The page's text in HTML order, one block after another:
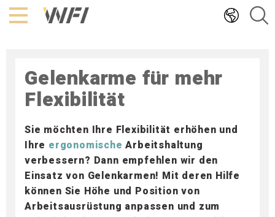
Hoppa
till
Gelenkarme für mehr
Flexibilität
Sie möchten Ihre Flexibilität erhöhen und
Ihre ergonomische Arbeitshaltung
verbessern? Dann empfehlen wir den
Einsatz von Gelenkarmen! Mit deren Hilfe
können Sie Höhe und Position von
Arbeitsausrüstung anpassen und zum